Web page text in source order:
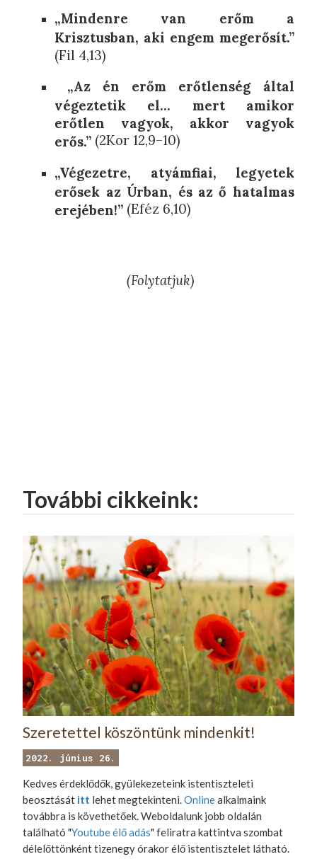
„Mindenre van erőm a
Krisztusban, aki engem megerősít.”
(Fil 4,13)
„Az én erőm erőtlenség által
végeztetik el… mert amikor
erőtlen vagyok, akkor vagyok
erős.” (2Kor 12,9–10)
„Végezetre, atyámfiai, legyetek
erősek az Úrban, és az ő hatalmas
erejében!” (Eféz 6,10)
(Folytatjuk)
További cikkeink:
Szeretettel köszöntünk mindenkit!
2022. június 26.
Kedves érdeklődők, gyülekezeteink istentiszteleti
beosztását itt lehet megtekinteni.Onlinealkalmaink
továbbra is követhetőek. Weboldalunk jobb oldalán
található "Youtube élő adás" feliratra kattintva szombat
délelőttönként tizenegy órakor élő istentisztelet látható.